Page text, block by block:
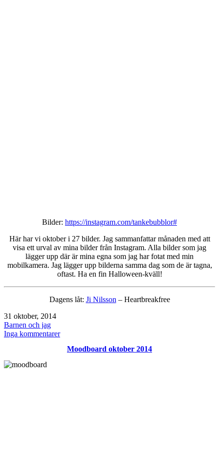
Bilder: https://instagram.com/tankebubblor#
Här har vi oktober i 27 bilder. Jag sammanfattar månaden med att
visa ett urval av mina bilder från Instagram. Alla bilder som jag
lägger upp där är mina egna som jag har fotat med min
mobilkamera. Jag lägger upp bilderna samma dag som de är tagna,
oftast. Ha en fin Halloween-kväll!
Dagens låt: Ji Nilsson – Heartbreakfree
Publicerat
den
31 oktober, 2014
Kategoriserat
som
Barnen och jag
Inga kommentarertill
oktober
Moodboard oktober 2014